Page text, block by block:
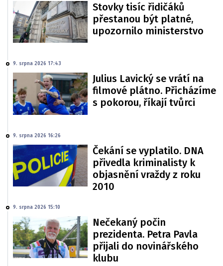
Stovky tisíc řidičáků
přestanou být platné,
upozornilo ministerstvo
9. srpna 2026 17:43
Julius Lavický se vrátí na
filmové plátno. Přicházíme
s pokorou, říkají tvůrci
9. srpna 2026 16:26
Čekání se vyplatilo. DNA
přivedla kriminalisty k
objasnění vraždy z roku
2010
9. srpna 2026 15:10
Nečekaný počin
prezidenta. Petra Pavla
přijali do novinářského
klubu